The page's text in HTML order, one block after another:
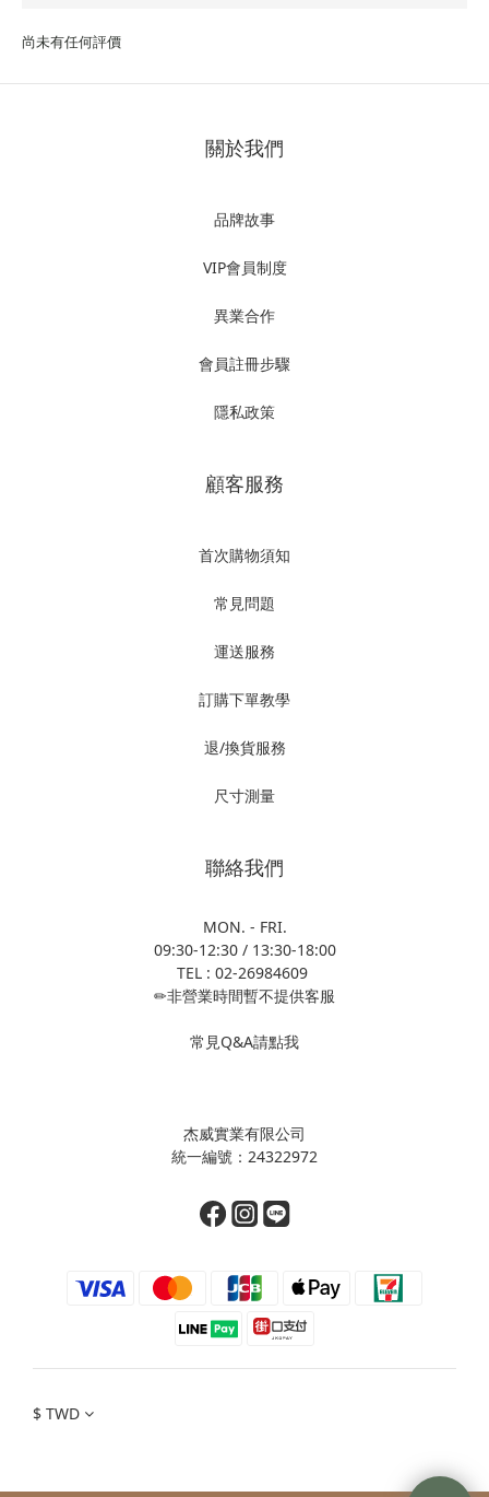
尚未有任何評價
關於我們
品牌故事
VIP會員制度
異業合作
會員註冊步驟
隱私政策
顧客服務
首次購物須知
常見問題
運送服務
訂購下單教學
退/換貨服務
尺寸測量
聯絡我們
MON. - FRI.
09:30-12:30 / 13:30-18:00
TEL : 02-26984609
✏非營業時間暫不提供客服
常見Q&A請點我
杰威實業有限公司
統一編號：24322972
$ TWD